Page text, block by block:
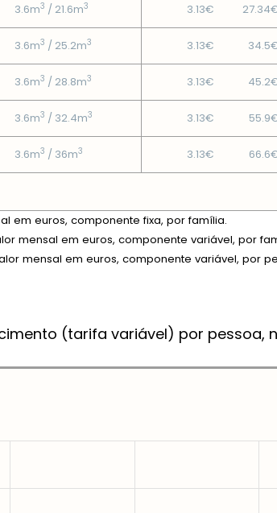
3.6m3 / 21.6m3 3.13€
3.6m3 / 25.2m3 3.13€
3.6m3 / 28.8m3 3.13€
3.6m3 / 32.4m3 3.13€
3.6m3 / 36m3 3.13€
em euros, componente fixa, por família.
mensal em euros, componente variável, por
mensal em euros, componente variável, por
(tarifa variável) por pessoa,